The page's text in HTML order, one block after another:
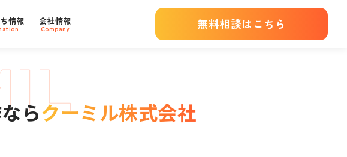
情報 会社情報
Company 無料相談はこちら
らクーミル株式会社